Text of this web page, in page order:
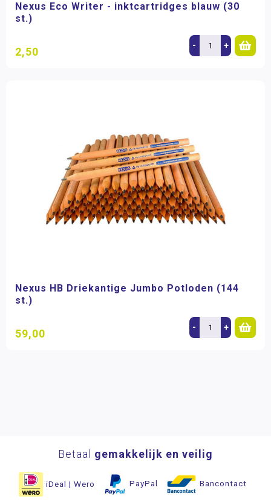
Nexus Eco Writer - inktcartridges blauw (30
st.)
2,50 - +
Nexus HB Driekantige Jumbo Potloden (144
st.)
59,00 - +
Betaal gemakkelijk en veilig
iDeal | Wero PayPal Bancontact